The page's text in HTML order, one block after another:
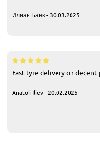
Илиан Баев - 30.03.2025
Fast tyre delivery on decent
Anatoli Iliev - 20.02.2025